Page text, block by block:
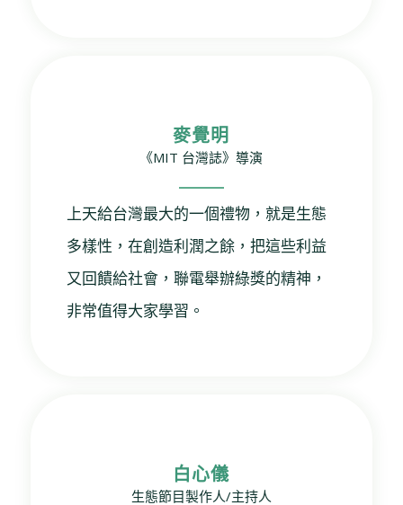
麥覺明
《MIT 台灣誌》導演
上天給台灣最大的一個禮物，就是生態
多樣性，在創造利潤之餘，把這些利益
又回饋給社會，聯電舉辦綠獎的精神，
非常值得大家學習。
白心儀
生態節目製作人/主持人